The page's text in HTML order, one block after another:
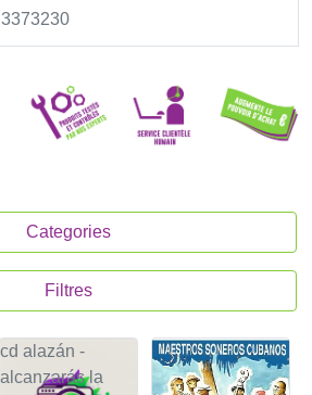
3373230
Categories
Filtres